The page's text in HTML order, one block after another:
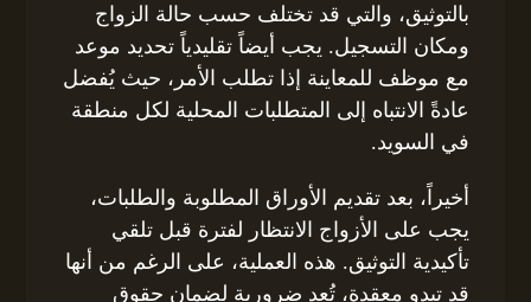
بالتوثيق، والتي قد تختلف حسب حالة الزواج
ومكان التسجيل. يجب أيضاً تقليدياً تحديد موعد
مع موظف للمعاينة إذا تطلب الأمر، حيث يُفضل
عادةً الانتباه إلى المتطلبات المحلية لكل منطقة
في السويد.
أخيراً، بعد تقديم الأوراق المطلوبة والطلبات،
يجب على الأزواج الانتظار لفترة قبل تلقي
تأكيدية التوثيق. هذه العملية، على الرغم من أنها
قد تبدو معقدة، تُعد ضرورية لضمان حقوق